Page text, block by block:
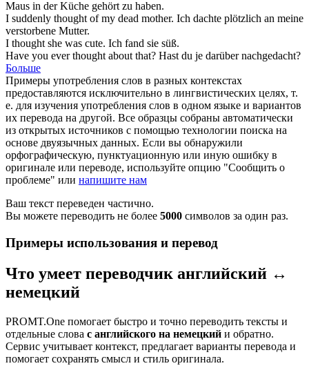
Maus in der Küche gehört zu haben.
I suddenly thought of my dead mother. Ich dachte plötzlich an meine
verstorbene Mutter.
I thought she was cute. Ich fand sie süß.
Have you everthought about that? Hast du je darübernachgedacht?
Больше
Примеры употребления слов в разных контекстах
предоставляются исключительно в лингвистических целях, т.
е. для изучения употребления слов в одном языке и вариантов
их перевода на другой. Все образцы собраны автоматически
из открытых источников с помощью технологии поиска на
основе двуязычных данных. Если вы обнаружили
орфографическую, пунктуационную или иную ошибку в
оригинале или переводе, используйте опцию "Сообщить о
проблеме" или напишите нам
Ваш текст переведен частично.
Вы можете переводить не более 5000 символов за один раз.
Примеры использования и перевод
Что умеет переводчик английский ↔
немецкий
PROMT.One помогает быстро и точно переводить тексты и
отдельные слова с английского на немецкий и обратно.
Сервис учитывает контекст, предлагает варианты перевода и
помогает сохранять смысл и стиль оригинала.